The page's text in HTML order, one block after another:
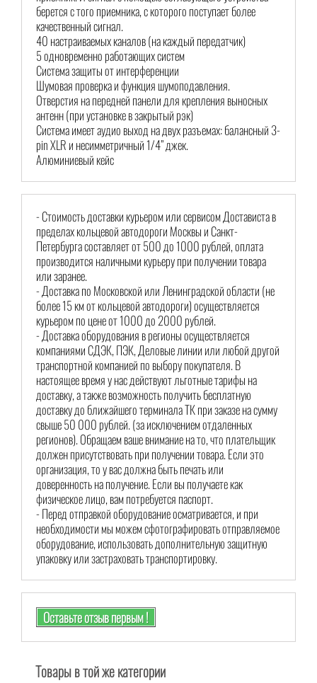
берется с того приемника, с которого поступает более
качественный сигнал.
40 настраиваемых каналов (на каждый передатчик)
5 одновременно работающих систем
Система защиты от интерференции
Шумовая проверка и функция шумоподавления.
Отверстия на передней панели для крепления выносных
антенн (при установке в закрытый рэк)
Система имеет аудио выход на двух разъемах: балансный 3-
pin XLR и несимметричный 1/4” джек.
Алюминиевый кейс
- Стоимость доставки курьером или сервисом Достависта в
пределах кольцевой автодороги Москвы и Санкт-
Петербурга составляет от 500 до 1000 рублей, оплата
производится наличными курьеру при получении товара
или заранее.
- Доставка по Московской или Ленинградской области (не
более 15 км от кольцевой автодороги) осуществляется
курьером по цене от 1000 до 2000 рублей.
- Доставка оборудования в регионы осуществляется
компаниями СДЭК, ПЭК, Деловые линии или любой другой
транспортной компанией по выбору покупателя. В
настоящее время у нас действуют льготные тарифы на
доставку, а также возможность получить бесплатную
доставку до ближайшего терминала ТК при заказе на сумму
свыше 50 000 рублей. (за исключением отдаленных
регионов). Обращаем ваше внимание на то, что плательщик
должен присутствовать при получении товара. Если это
организация, то у вас должна быть печать или
доверенность на получение. Если вы получаете как
физическое лицо, вам потребуется паспорт.
- Перед отправкой оборудование осматривается, и при
необходимости мы можем сфотографировать отправляемое
оборудование, использовать дополнительную защитную
упаковку или застраховать транспортировку.
Оставьте отзыв первым !
Товары в той же категории